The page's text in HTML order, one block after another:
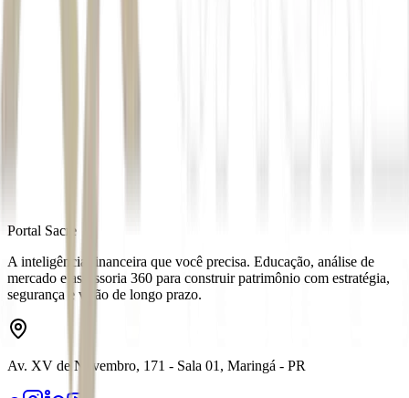
Portal Sacre
A inteligência financeira que você precisa. Educação, análise de
mercado e assessoria 360 para construir patrimônio com estratégia,
segurança e visão de longo prazo.
Av. XV de Novembro, 171 - Sala 01, Maringá - PR